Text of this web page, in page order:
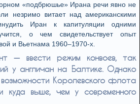
«подбрюшье» Ирана речи явно не
незримо витает над американскими
Иран к капитуляции одними
о чем свидетельствует опыт
и Вьетнама 1960–1970-х.
— ввести режим конвоев, так
у англичан на Балтике. Однако
Королевского флота
куда выше, чем у современного